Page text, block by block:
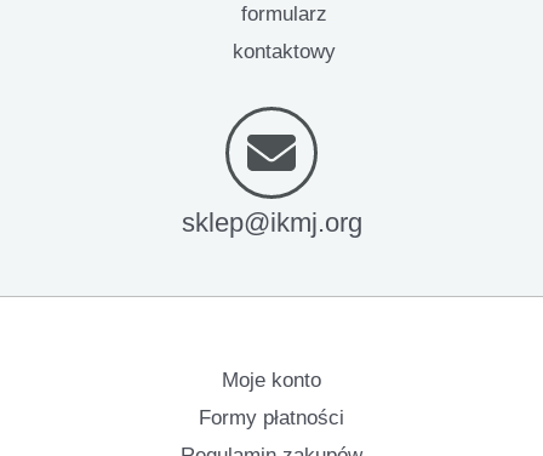
formularz
kontaktowy
sklep@ikmj.org
Moje konto
Formy płatności